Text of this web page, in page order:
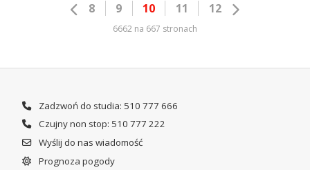
8 9 10 11 12
6662 na 667 stronach
Zadzwoń do studia: 510 777 666
Czujny non stop: 510 777 222
Wyślij do nas wiadomość
Prognoza pogody